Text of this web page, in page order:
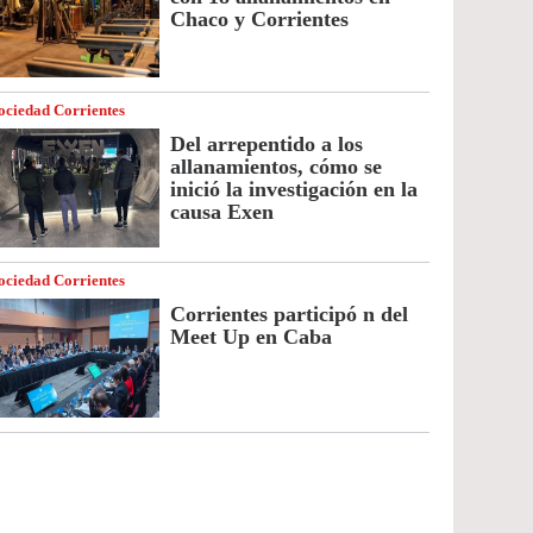
Chaco y Corrientes
Corrientes
Del arrepentido a los
allanamientos, cómo se
inició la investigación en la
causa Exen
Corrientes
Corrientes participó n del
Meet Up en Caba